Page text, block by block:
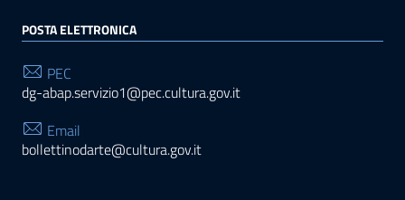
POSTA ELETTRONICA
PEC
dg-abap.servizio1@pec.cultura.gov.it
Email
bollettinodarte@cultura.gov.it